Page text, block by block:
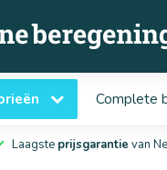
Complete
Laagste prijsgarantie van